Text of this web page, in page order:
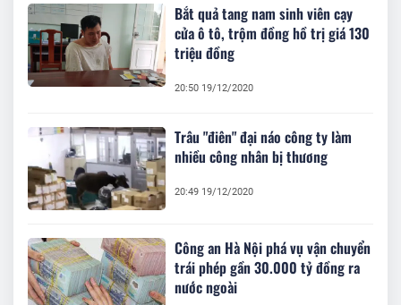
Bắt quả tang nam sinh viên cạy
cửa ô tô, trộm đồng hồ trị giá 130
triệu đồng
20:50 19/12/2020
Trâu "điên" đại náo công ty làm
nhiều công nhân bị thương
20:49 19/12/2020
Công an Hà Nội phá vụ vận chuyển
trái phép gần 30.000 tỷ đồng ra
nước ngoài